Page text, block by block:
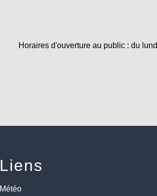
Horaires d'ouverture au public : du
Liens
Météo